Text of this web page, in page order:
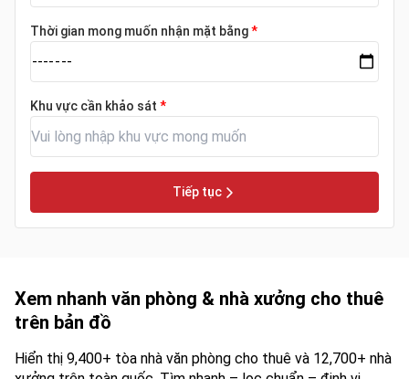
Thời gian mong muốn nhận mặt bằng*
Khu vực cần khảo sát *
Tiếp tục
Xem nhanh văn phòng & nhà xưởng cho thuê
trên bản đồ
Hiển thị 9,400+ tòa nhà văn phòng cho thuê và 12,700+ nhà